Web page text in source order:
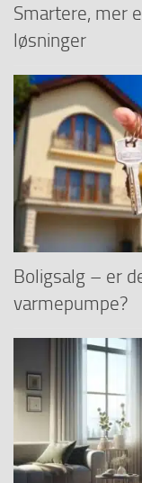
Smartere, mer
løsninger
Boligsalg – er
varmepumpe?